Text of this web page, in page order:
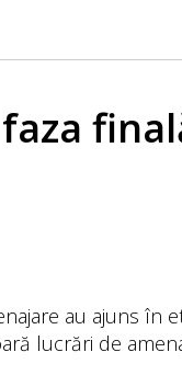
au ajuns în
lucrări de